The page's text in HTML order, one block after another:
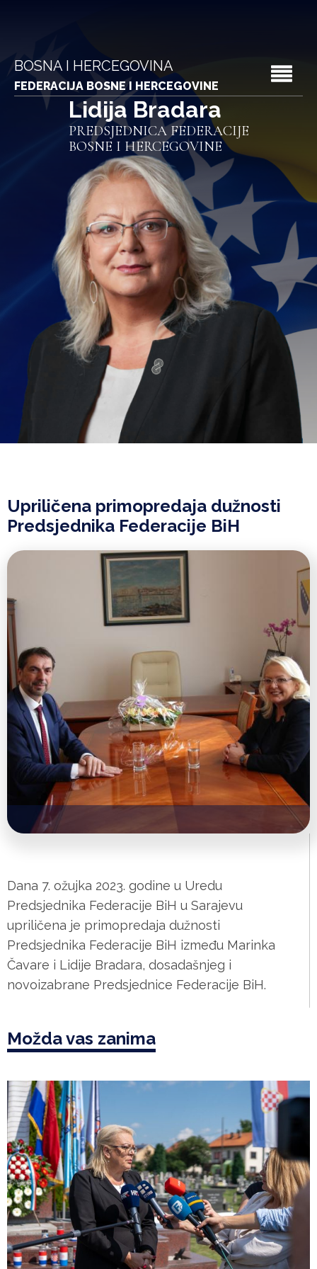
BOSNA I HERCEGOVINA
FEDERACIJA BOSNE I HERCEGOVINE
Lidija Bradara
PREDSJEDNICA FEDERACIJE
BOSNE I HERCEGOVINE
Upriličena primopredaja dužnosti
Predsjednika Federacije BiH
Dana 7. ožujka 2023. godine u Uredu
Predsjednika Federacije BiH u Sarajevu
upriličena je primopredaja dužnosti
Predsjednika Federacije BiH između Marinka
Čavare i Lidije Bradara, dosadašnjeg i
novoizabrane Predsjednice Federacije BiH.
Možda vas zanima